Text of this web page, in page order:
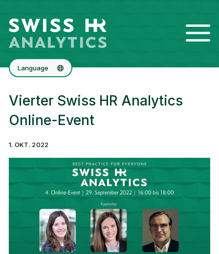
Language
English
Vierter Swiss HR Analytics
Online-Event
1. OKT. 2022